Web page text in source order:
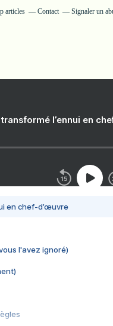
articles Contact Signaler un
l’ennui en
en chef-d’œuvre
l'avez ignoré)